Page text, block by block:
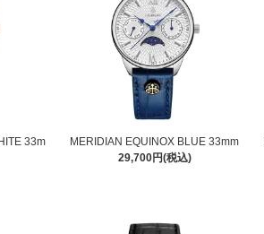
33m
MERIDIAN EQUINOX BLUE 33mm
29,700円(税込)